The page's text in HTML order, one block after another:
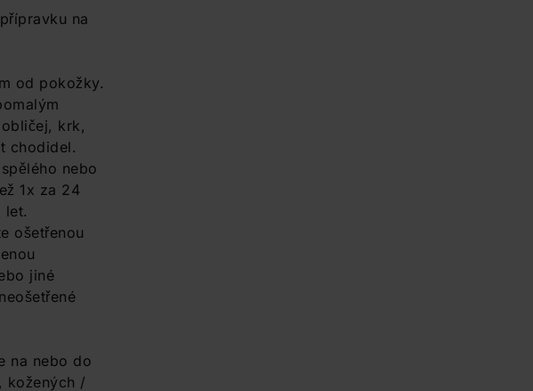
na
od pokožky.
krk,
chodidel.
nebo
1x za 24
let.
ošetřenou
jiné
na nebo do
kožených /